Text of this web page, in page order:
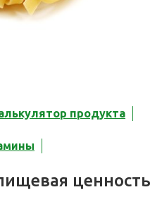
продукта
ценность